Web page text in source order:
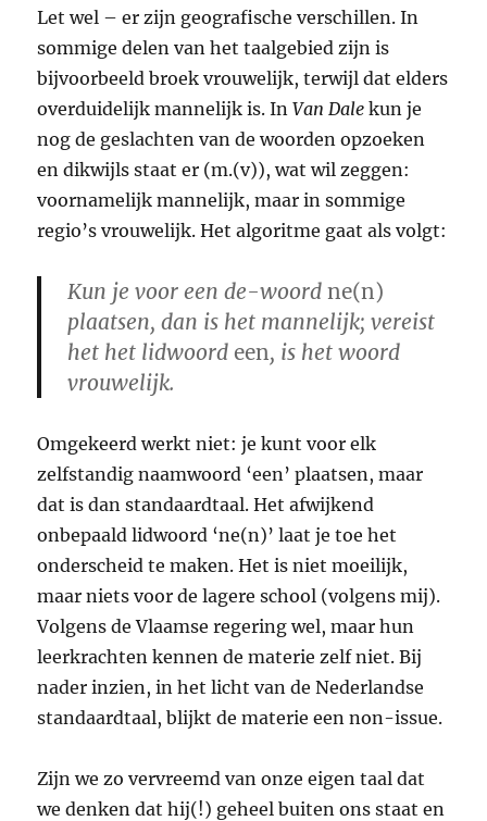
Let wel – er zijn geografische verschillen. In
sommige delen van het taalgebied zijn is
bijvoorbeeld broek vrouwelijk, terwijl dat elders
overduidelijk mannelijk is. InVan Dale kun je
nog de geslachten van de woorden opzoeken
en dikwijls staat er (m.(v)), wat wil zeggen:
voornamelijk mannelijk, maar in sommige
regio’s vrouwelijk. Het algoritme gaat als volgt:
Kun je voor een de-woordne(n)
plaatsen, dan is het mannelijk; vereist
het het lidwoordeen, is het woord
vrouwelijk.
Omgekeerd werkt niet: je kunt voor elk
zelfstandig naamwoord ‘een’ plaatsen, maar
dat is dan standaardtaal. Het afwijkend
onbepaald lidwoord ‘ne(n)’ laat je toe het
onderscheid te maken. Het is niet moeilijk,
maar niets voor de lagere school (volgens mij).
Volgens de Vlaamse regering wel, maar hun
leerkrachten kennen de materie zelf niet. Bij
nader inzien, in het licht van de Nederlandse
standaardtaal, blijkt de materie een non-issue.
Zijn we zo vervreemd van onze eigen taal dat
we denken dat hij(!) geheel buiten ons staat en